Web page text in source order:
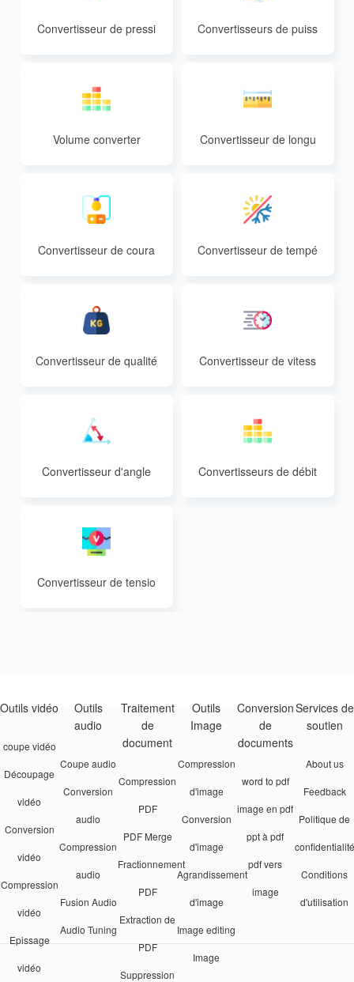
Convertisseur de pressi
Convertisseurs de puiss
Volume converter
Convertisseur de longu
Convertisseur de coura
Convertisseur de tempé
Convertisseur de qualité
Convertisseur de vitess
Convertisseur d'angle
Convertisseurs de débit
Convertisseur de tensio
Outils vidéo
coupe vidéo
Découpage
vidéo
Conversion
vidéo
Compression
vidéo
Epissage
vidéo
Outils
audio
Coupe audio
Conversion
audio
Compression
audio
Fusion Audio
Audio Tuning
Traitement
de
document
Compression
PDF
PDF Merge
Fractionnement
PDF
Extraction de
PDF
Suppression
Outils
Image
Compression
d'image
Conversion
d'image
Agrandissement
d'image
Image editing
Image
Conversion
de
documents
word to pdf
image en pdf
ppt à pdf
pdf vers
image
Services de
soutien
About us
Feedback
Politique de
Conditions
d'utilisation